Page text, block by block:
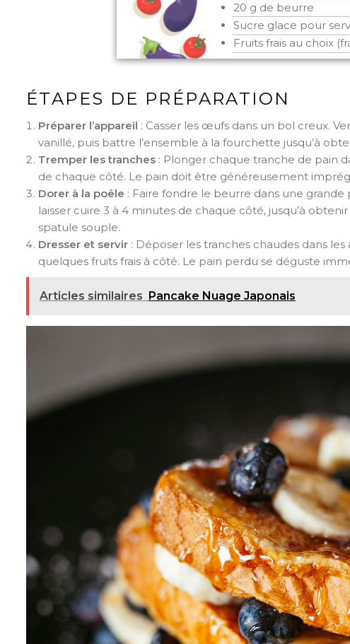
20 g de beurre
Sucre glace pour
Fruits frais au choix
ÉTAPES DE PRÉPARATION
Préparer l’appareil : Casser les œufs dans un bol creux.
vanillé, puis battre l’ensemble à la fourchette jusqu’à
Tremper les tranches : Plonger chaque tranche de pain
de chaque côté. Le pain doit être généreusement
Dorer à la poêle : Faire fondre le beurre dans une
laisser cuire 3 à 4 minutes de chaque côté, jusqu’à
spatule souple.
Dresser et servir : Déposer les tranches chaudes dans
quelques fruits frais à côté. Le pain perdu se déguste
Articles similaires Pancake Nuage Japonais